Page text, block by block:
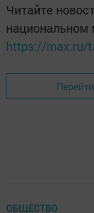
Читайте
https://max.ru/
ОБЩЕСТВО